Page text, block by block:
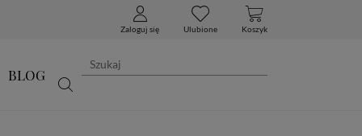
Zaloguj się Ulubione Koszyk
BLOG